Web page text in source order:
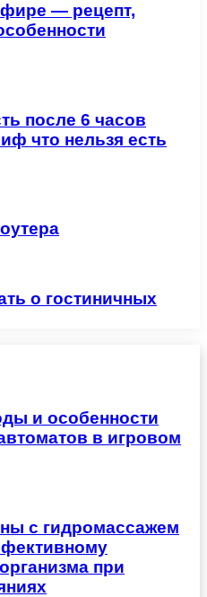
— рецепт,
после 6 часов
что нельзя есть
о гостиничных
и особенности
в игровом
с гидромассажем
при